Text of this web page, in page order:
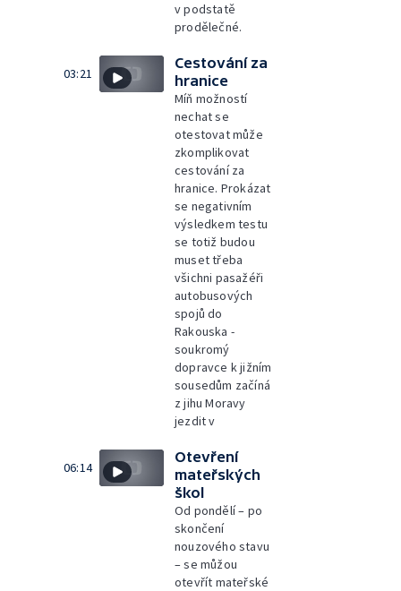
v podstatě
prodělečné.
03:21
Cestování za
hranice
Míň možností
nechat se
otestovat může
zkomplikovat
cestování za
hranice. Prokázat
se negativním
výsledkem testu
se totiž budou
muset třeba
všichni pasažéři
autobusových
spojů do
Rakouska -
soukromý
dopravce k jižním
sousedům začíná
z jihu Moravy
jezdit v
06:14
Otevření
mateřských
škol
Od pondělí – po
skončení
nouzového stavu
– se můžou
otevřít mateřské